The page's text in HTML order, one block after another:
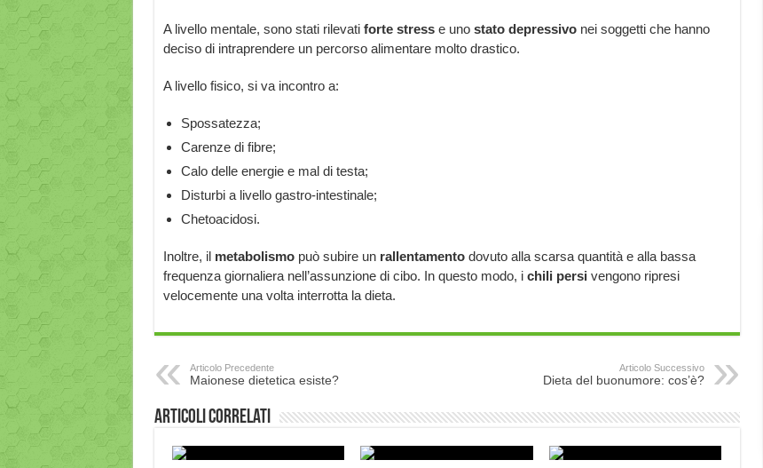
A livello mentale, sono stati rilevati forte stresse uno stato depressivonei soggetti che hanno
deciso di intraprendere un percorso alimentare molto drastico.
A livello fisico, si va incontro a:
Spossatezza;
Carenze di fibre;
Calo delle energie e mal di testa;
Disturbi a livello gastro-intestinale;
Chetoacidosi.
Inoltre, il metabolismopuò subire un rallentamentodovuto alla scarsa quantità e alla bassa
frequenza giornaliera nell’assunzione di cibo. In questo modo, i chili persi vengono ripresi
velocemente una volta interrotta la dieta.
Articolo Precedente
Maionese dietetica esiste?
Articolo Successivo
Dieta del buonumore: cos’è?
Articoli correlati